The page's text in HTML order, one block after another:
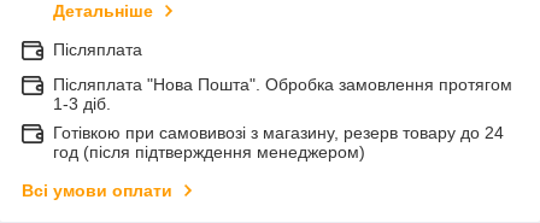
Детальніше
Післяплата
Післяплата "Нова Пошта". Обробка замовлення протягом
1-3 діб.
Готівкою при самовивозі з магазину, резерв товару до 24
год (після підтверждення менеджером)
Всі умови оплати